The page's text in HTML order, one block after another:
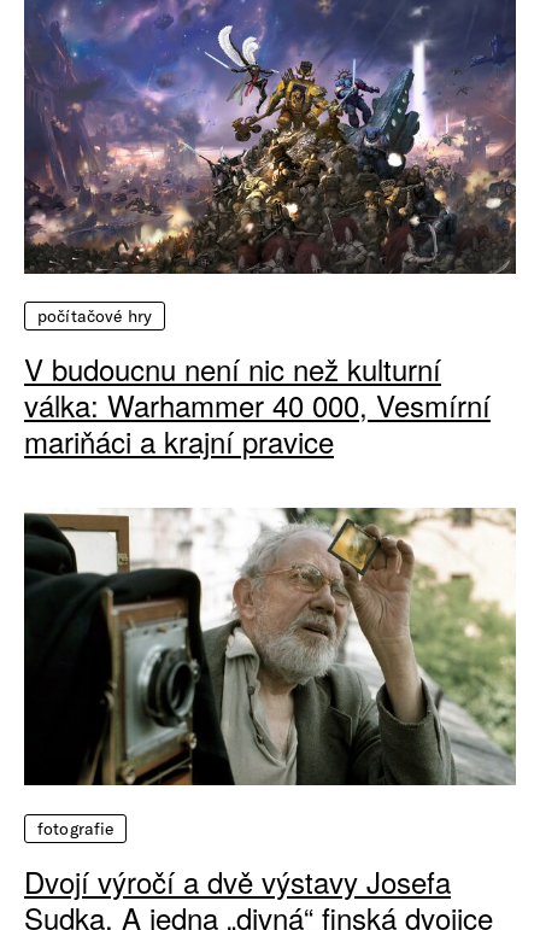
počítačové hry
V budoucnu není nic než kulturní
válka: Warhammer 40 000, Vesmírní
mariňáci a krajní pravice
fotografie
Dvojí výročí a dvě výstavy Josefa
Sudka. A jedna „divná“ finská dvojice